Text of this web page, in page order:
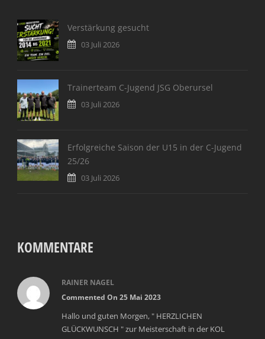
Verstärkung gesucht
03 Juli 2026
Trainerteam C-Jugend JSG Oberursel
03 Juli 2026
Erfolgreiche Saison der U15 in der C-Jugend
25/26
03 Juli 2026
KOMMENTARE
RAINER NAGEL
Commented On 25 Mai 2023
Hallo und guten Morgen, " HERZLICHEN
GLÜCKWUNSCH " zur Meisterschaft in der KOL